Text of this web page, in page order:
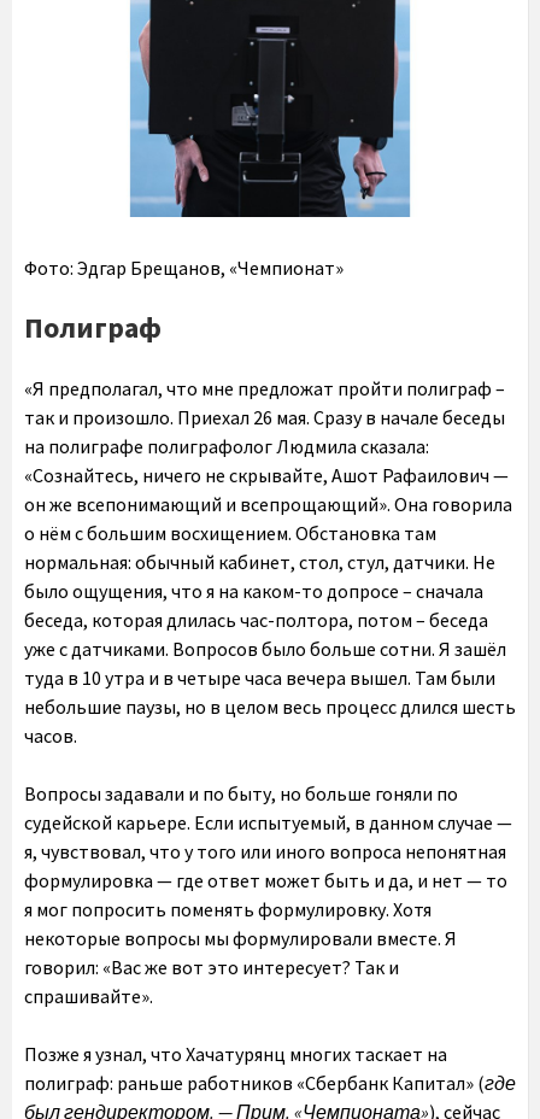
Фото: Эдгар Брещанов, «Чемпионат»
Полиграф
«Я предполагал, что мне предложат пройти полиграф –
так и произошло. Приехал 26 мая. Сразу в начале беседы
на полиграфе полиграфолог Людмила сказала:
«Сознайтесь, ничего не скрывайте, Ашот Рафаилович —
он же всепонимающий и всепрощающий». Она говорила
о нём c большим восхищением. Обстановка там
нормальная: обычный кабинет, стол, стул, датчики. Не
было ощущения, что я на каком-то допросе – сначала
беседа, которая длилась час-полтора, потом – беседа
уже с датчиками. Вопросов было больше сотни. Я зашёл
туда в 10 утра и в четыре часа вечера вышел. Там были
небольшие паузы, но в целом весь процесс длился шесть
часов.
Вопросы задавали и по быту, но больше гоняли по
судейской карьере. Если испытуемый, в данном случае —
я, чувствовал, что у того или иного вопроса непонятная
формулировка — где ответ может быть и да, и нет — то
я мог попросить поменять формулировку. Хотя
некоторые вопросы мы формулировали вместе. Я
говорил: «Вас же вот это интересует? Так и
спрашивайте».
Позже я узнал, что Хачатурянц многих таскает на
полиграф: раньше работников «Сбербанк Капитал» (где
был гендиректором. — Прим. «Чемпионата»), сейчас